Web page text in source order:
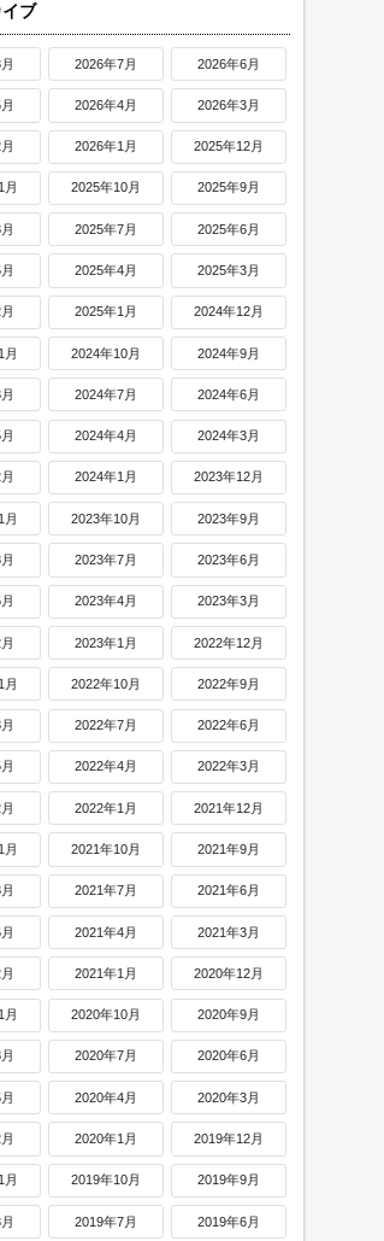
ブ
2026年7月 2026年6月
2026年4月 2026年3月
2026年1月 2025年12月
月 2025年10月 2025年9月
2025年7月 2025年6月
2025年4月 2025年3月
2025年1月 2024年12月
月 2024年10月 2024年9月
2024年7月 2024年6月
2024年4月 2024年3月
2024年1月 2023年12月
月 2023年10月 2023年9月
2023年7月 2023年6月
2023年4月 2023年3月
2023年1月 2022年12月
月 2022年10月 2022年9月
2022年7月 2022年6月
2022年4月 2022年3月
2022年1月 2021年12月
月 2021年10月 2021年9月
2021年7月 2021年6月
2021年4月 2021年3月
2021年1月 2020年12月
月 2020年10月 2020年9月
2020年7月 2020年6月
2020年4月 2020年3月
2020年1月 2019年12月
月 2019年10月 2019年9月
2019年7月 2019年6月